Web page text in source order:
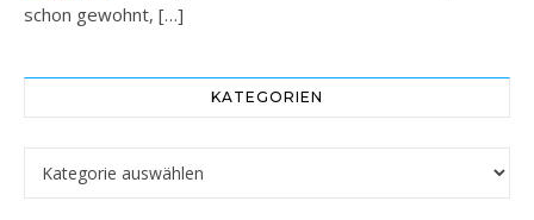
schon gewohnt, […]
KATEGORIEN